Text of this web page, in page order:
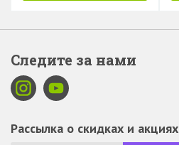
Следите за нами
Рассылка о скидках и акциях